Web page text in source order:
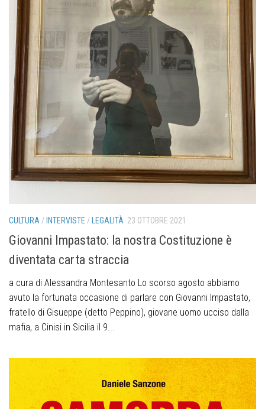
CULTURA/ INTERVISTE / LEGALITÀ 23 OTTOBRE 2021
Giovanni Impastato: la nostra Costituzione è
diventata carta straccia
a cura di Alessandra Montesanto Lo scorso agosto abbiamo
avuto la fortunata occasione di parlare con Giovanni Impastato,
fratello di Gisueppe (detto Peppino), giovane uomo ucciso dalla
mafia, a Cinisi in Sicilia il 9...